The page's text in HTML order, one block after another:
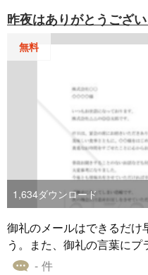
際に使えます。 本テンプレート書式は無料でダウンロード
可能です。
昨夜はありがとうござ
無料
1,634ダウンロード
御礼のメールはできるだけ
う。また、御礼の言葉に
大いに学んでいきたいとい
- 件